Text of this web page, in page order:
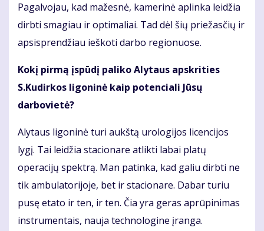
Pagalvojau, kad mažesnė, kamerinė aplinka leidžia
dirbti smagiau ir optimaliai. Tad dėl šių priežasčių ir
apsisprendžiau ieškoti darbo regionuose.
Kokį pirmą įspūdį paliko Alytaus apskrities
S.Kudirkos ligoninė kaip potenciali Jūsų
darbovietė?
Alytaus ligoninė turi aukštą urologijos licencijos
lygį. Tai leidžia stacionare atlikti labai platų
operacijų spektrą. Man patinka, kad galiu dirbti ne
tik ambulatorijoje, bet ir stacionare. Dabar turiu
pusę etato ir ten, ir ten. Čia yra geras aprūpinimas
instrumentais, nauja technologine įranga.